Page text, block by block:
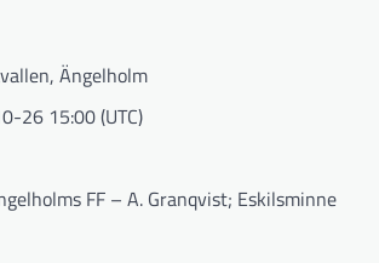
Ängelholm
26 15:00 (UTC)
FF – A. Granqvist; Eskilsminne